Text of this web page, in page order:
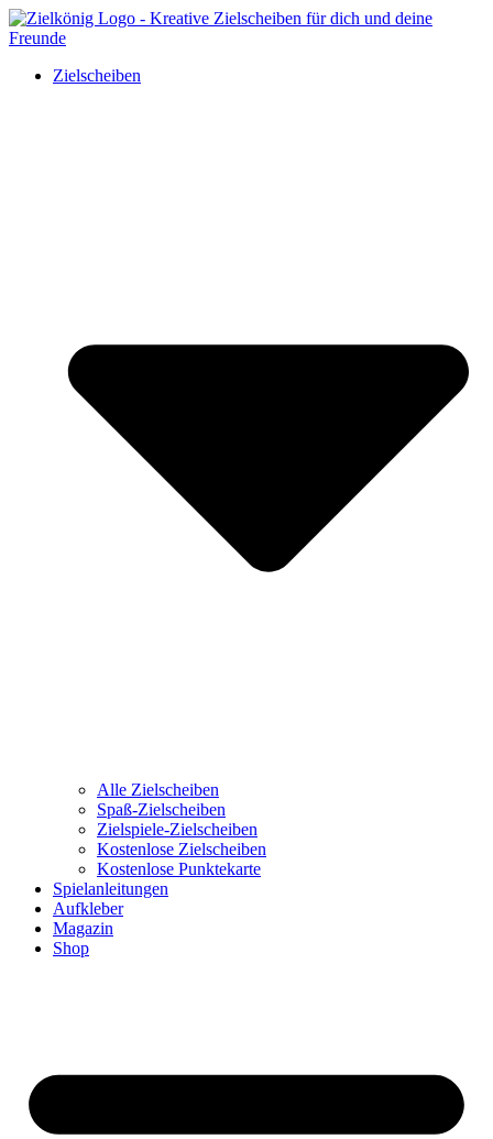
Zielscheiben
Alle Zielscheiben
Spaß-Zielscheiben
Zielspiele-Zielscheiben
Kostenlose Zielscheiben
Kostenlose Punktekarte
Spielanleitungen
Aufkleber
Magazin
Shop